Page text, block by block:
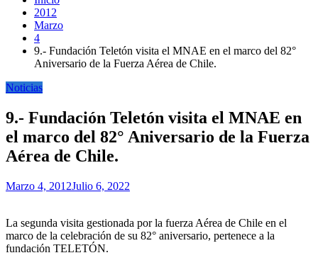
2012
Marzo
4
9.- Fundación Teletón visita el MNAE en el marco del 82°
Aniversario de la Fuerza Aérea de Chile.
Noticias
9.- Fundación Teletón visita el MNAE en
el marco del 82° Aniversario de la Fuerza
Aérea de Chile.
Marzo 4, 2012Julio 6, 2022
La segunda visita gestionada por la fuerza Aérea de Chile en el
marco de la celebración de su 82° aniversario, pertenece a la
fundación TELETÓN.